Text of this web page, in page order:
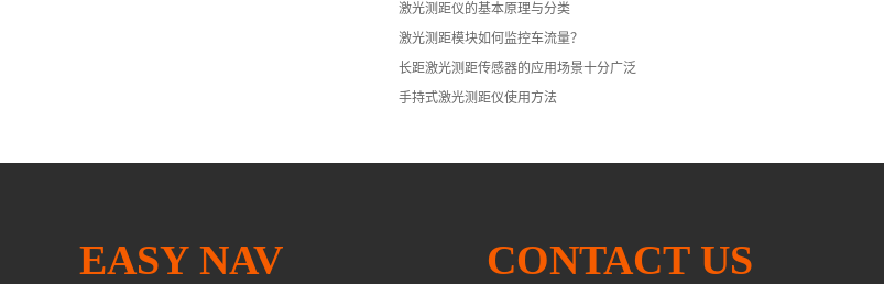
激光测距仪的基本原理与分类
激光测距模块如何监控车流量？
长距激光测距传感器的应用场景十分广泛
手持式激光测距仪使用方法
EASY NAV CONTACT US